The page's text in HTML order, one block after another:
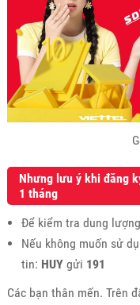
Nhưng lưu ý khi đăng
1 tháng
Để kiểm tra dung
Nếu không muốn sử
tin: HUYgửi 191
Các bạn thân mến. Trên